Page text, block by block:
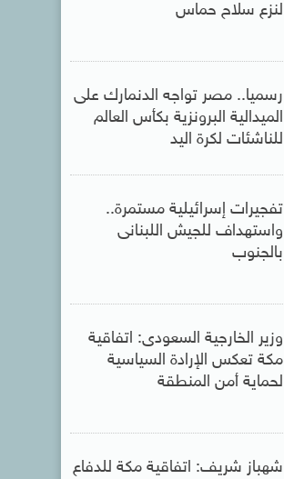
لنزع سلاح حماس
رسميا.. مصر تواجه الدنمارك على
الميدالية البرونزية بكأس العالم
للناشئات لكرة اليد
تفجيرات إسرائيلية مستمرة..
واستهداف للجيش اللبنانى
بالجنوب
وزير الخارجية السعودى: اتفاقية
مكة تعكس الإرادة السياسية
لحماية أمن المنطقة
شهباز شريف: اتفاقية مكة للدفاع